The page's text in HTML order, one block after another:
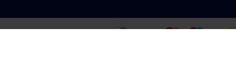
Betaal eenvoudig en veilig met